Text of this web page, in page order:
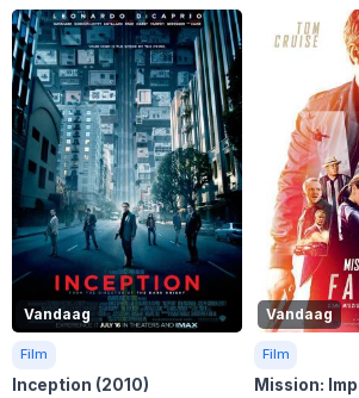
Vandaag
Film
Inception (2010)
Vandaag
Film
Mission: